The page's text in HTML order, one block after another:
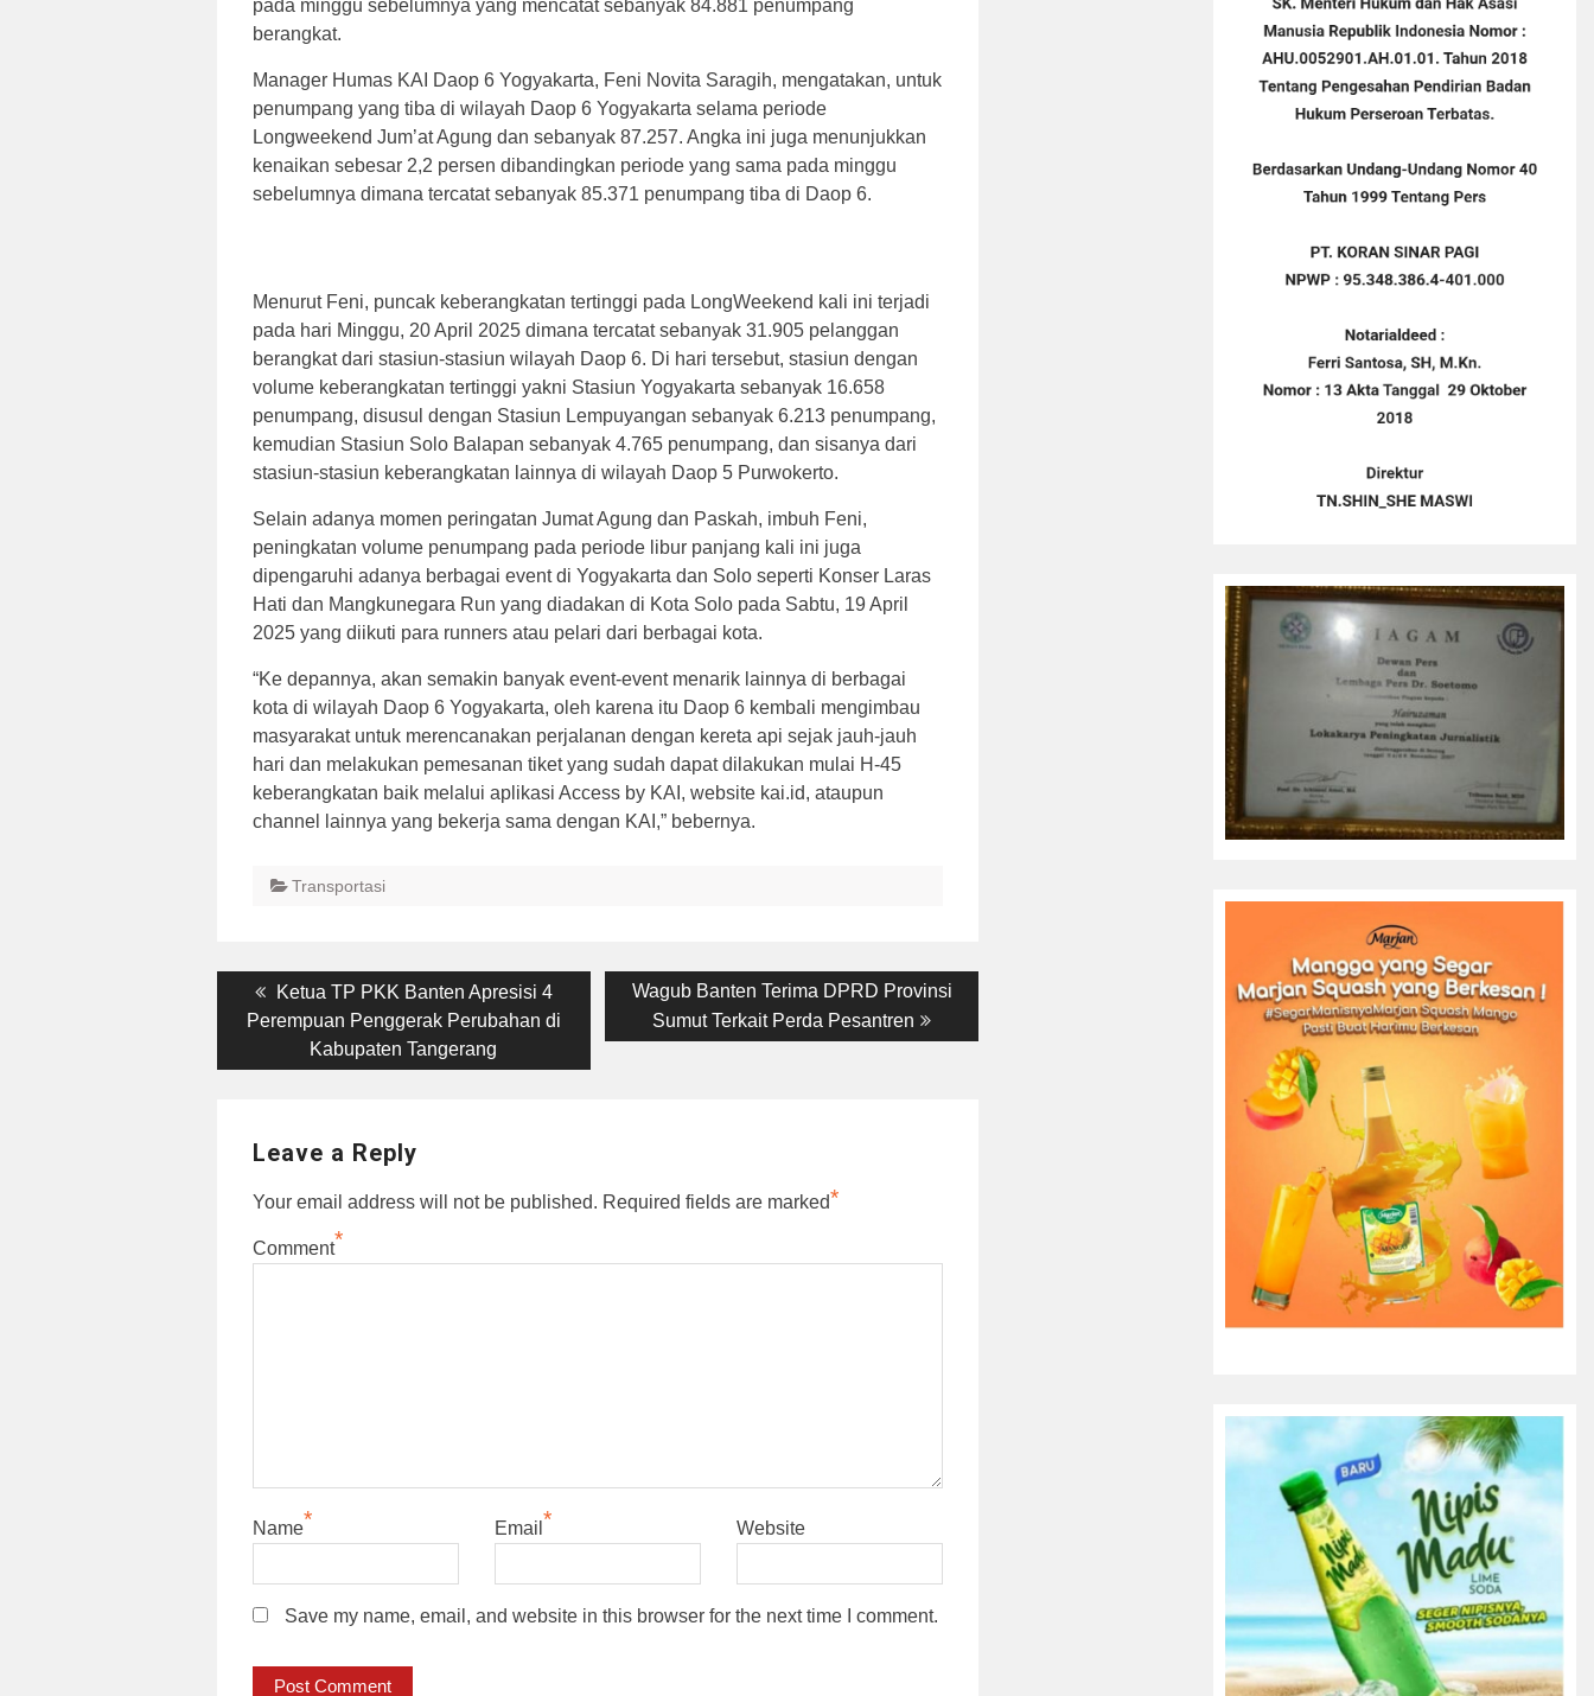
pada minggu sebelumnya yang mencatat sebanyak 84.881 penumpang
berangkat.
Manager Humas KAI Daop 6 Yogyakarta, Feni Novita Saragih, mengatakan, untuk
penumpang yang tiba di wilayah Daop 6 Yogyakarta selama periode
Longweekend Jum’at Agung dan sebanyak 87.257. Angka ini juga menunjukkan
kenaikan sebesar 2,2 persen dibandingkan periode yang sama pada minggu
sebelumnya dimana tercatat sebanyak 85.371 penumpang tiba di Daop 6.
Menurut Feni, puncak keberangkatan tertinggi pada LongWeekend kali ini terjadi
pada hari Minggu, 20 April 2025 dimana tercatat sebanyak 31.905 pelanggan
berangkat dari stasiun-stasiun wilayah Daop 6. Di hari tersebut, stasiun dengan
volume keberangkatan tertinggi yakni Stasiun Yogyakarta sebanyak 16.658
penumpang, disusul dengan Stasiun Lempuyangan sebanyak 6.213 penumpang,
kemudian Stasiun Solo Balapan sebanyak 4.765 penumpang, dan sisanya dari
stasiun-stasiun keberangkatan lainnya di wilayah Daop 5 Purwokerto.
Selain adanya momen peringatan Jumat Agung dan Paskah, imbuh Feni,
peningkatan volume penumpang pada periode libur panjang kali ini juga
dipengaruhi adanya berbagai event di Yogyakarta dan Solo seperti Konser Laras
Hati dan Mangkunegara Run yang diadakan di Kota Solo pada Sabtu, 19 April
2025 yang diikuti para runners atau pelari dari berbagai kota.
“Ke depannya, akan semakin banyak event-event menarik lainnya di berbagai
kota di wilayah Daop 6 Yogyakarta, oleh karena itu Daop 6 kembali mengimbau
masyarakat untuk merencanakan perjalanan dengan kereta api sejak jauh-jauh
hari dan melakukan pemesanan tiket yang sudah dapat dilakukan mulai H-45
keberangkatan baik melalui aplikasi Access by KAI, website kai.id, ataupun
channel lainnya yang bekerja sama dengan KAI,” bebernya.
Transportasi
Post
navigation
Previous
post:
Ketua TP PKK Banten Apresisi 4
Perempuan Penggerak Perubahan di
Kabupaten Tangerang
Next
post:
Wagub Banten Terima DPRD Provinsi
Sumut Terkait Perda Pesantren
Leave a Reply
Your email address will not be published. Required fields are marked*
Comment*
Name* Email * Website
Save my name, email, and website in this browser for the next time I comment.